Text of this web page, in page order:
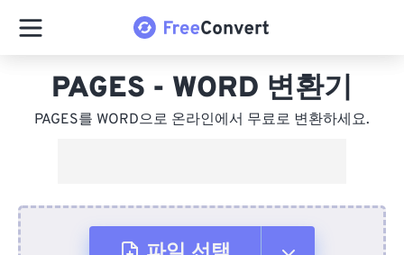
PAGES - WORD 변환기
PAGES를 WORD으로 온라인에서 무료로 변환하세요.